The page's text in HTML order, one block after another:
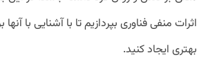
اثرات منفی فناوری بپردازیم تا با آشنایی با
بهتری ایجاد کنید.